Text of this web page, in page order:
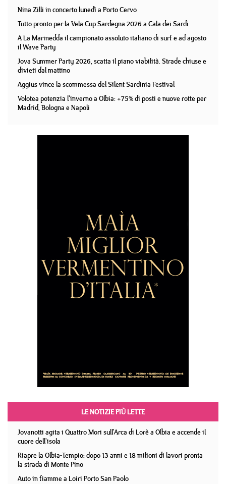
Nina Zilli in concerto lunedì a Porto Cervo
Tutto pronto per la Vela Cup Sardegna 2026 a Cala dei Sardi
A La Marinedda il campionato assoluto italiano di surf e ad agosto
il Wave Party
Jova Summer Party 2026, scatta il piano viabilità. Strade chiuse e
divieti dal mattino
Aggius vince la scommessa del Silent Sardinia Festival
Volotea potenzia l'inverno a Olbia: +75% di posti e nuove rotte per
Madrid, Bologna e Napoli
LE NOTIZIE PIÙ LETTE
Jovanotti agita i Quattro Mori sull'Arca di Lorè a Olbia e accende il
cuore dell'isola
Riapre la Olbia-Tempio: dopo 13 anni e 18 milioni di lavori pronta
la strada di Monte Pino
Auto in fiamme a Loiri Porto San Paolo